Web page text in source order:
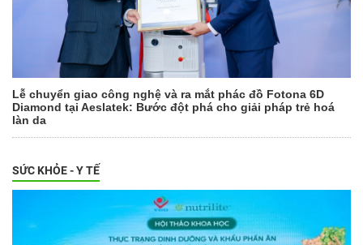
Lễ chuyển giao công nghệ và ra mắt phác đồ Fotona 6D
Diamond tại Aeslatek: Bước đột phá cho giải pháp trẻ hoá
làn da
SỨC KHỎE - Y TẾ